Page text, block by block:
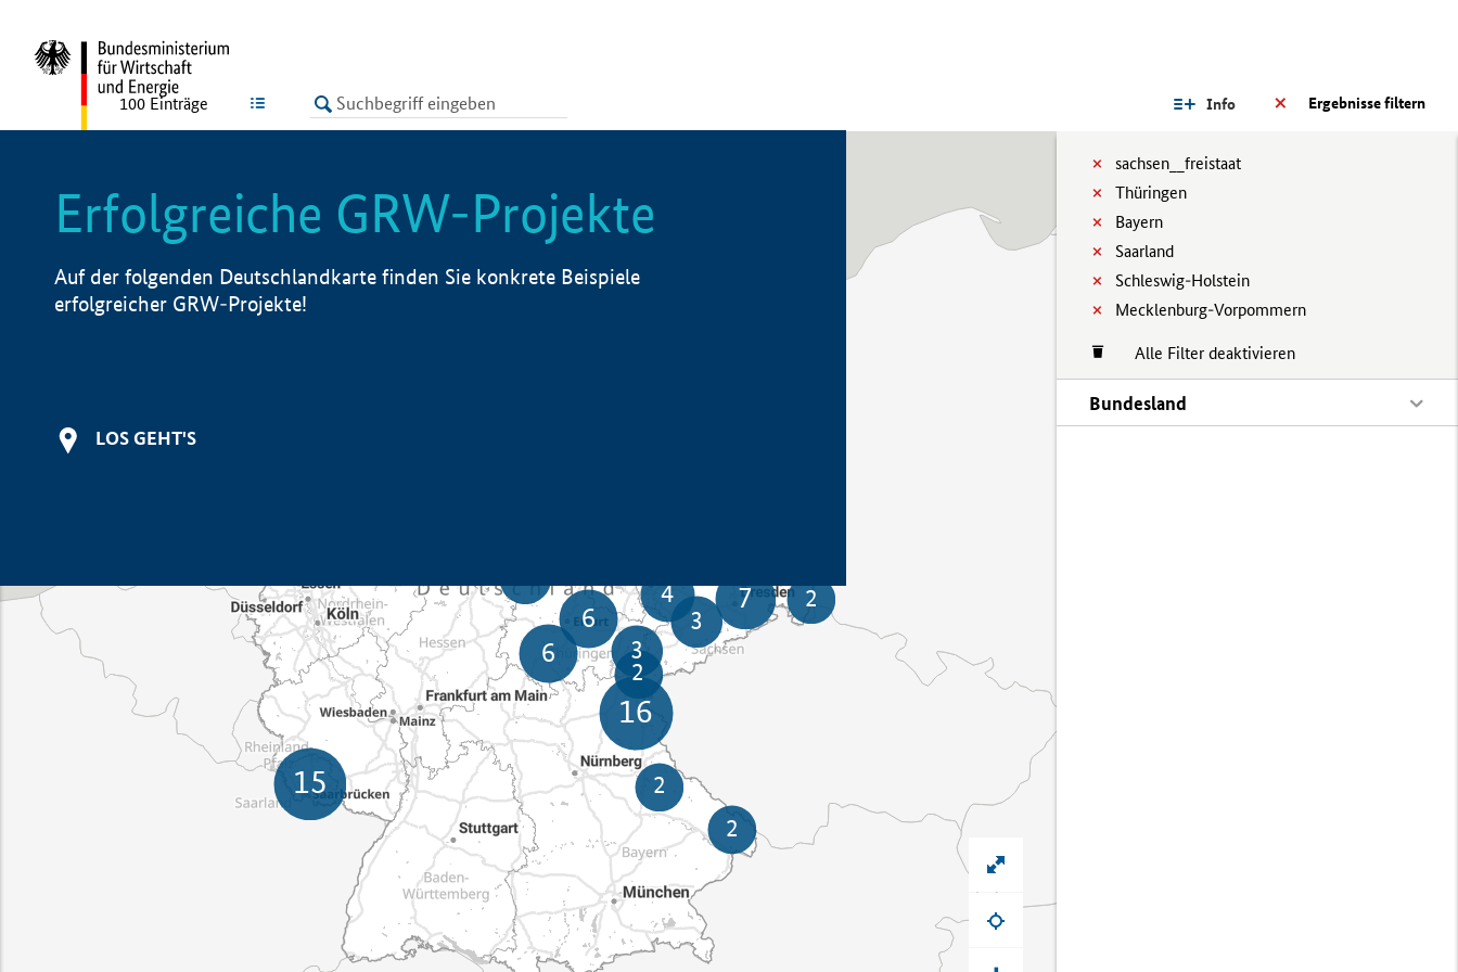
LISTE Ergebnisse filtern
Info
sachsen__freistaat
Thüringen
Bayern
Saarland
Schleswig-Holstein
Mecklenburg-Vorpommern
Alle Filter deaktivieren
Bundesland
100 Einträge
Erfolgreiche GRW-Projekte
Auf der folgenden Deutschlandkarte finden Sie konkrete Beispiele
erfolgreicher GRW-Projekte!
LOS GEHT'S